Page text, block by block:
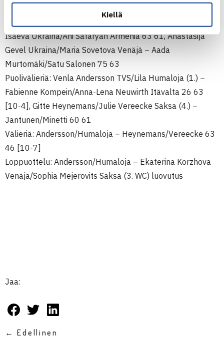
Kiellä
Isaeva Ukraina/Ani Safaryan Armenia 63 61, Anastasija
Gevel Ukraina/Maria Sovetova Venäjä – Aada
Murtomäki/Satu Salonen 75 63
Puolivälieriä: Venla Andersson TVS/Lila Humaloja (1.) –
Fabienne Kompein/Anna-Lena Neuwirth Itävalta 26 63
[10-4], Gitte Heynemans/Julie Vereecke Saksa (4.) –
Jantunen/Minetti 60 61
Välieriä: Andersson/Humaloja – Heynemans/Vereecke 63
46 [10-7]
Loppuottelu: Andersson/Humaloja – Ekaterina Korzhova
Venäjä/Sophia Mejerovits Saksa (3. WC) luovutus
Jaa:
← Edellinen